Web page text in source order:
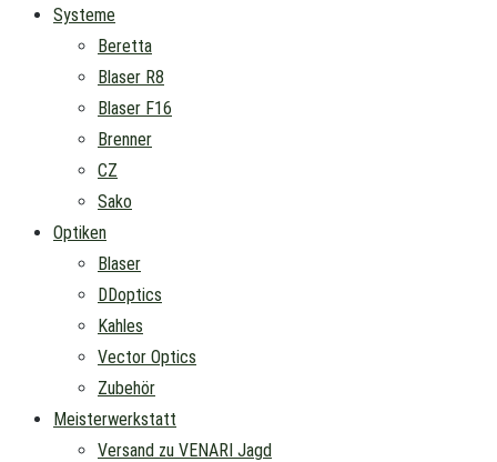
Systeme
Beretta
Blaser R8
Blaser F16
Brenner
CZ
Sako
Optiken
Blaser
DDoptics
Kahles
Vector Optics
Zubehör
Meisterwerkstatt
Versand zu VENARI Jagd